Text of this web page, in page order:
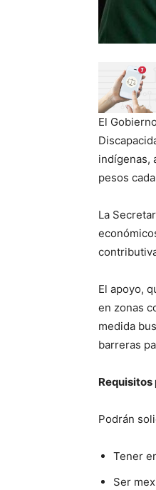
El
indígenas,
pesos
La
El apoyo,
en zonas
medida
barreras
Podrán
Tener
Ser